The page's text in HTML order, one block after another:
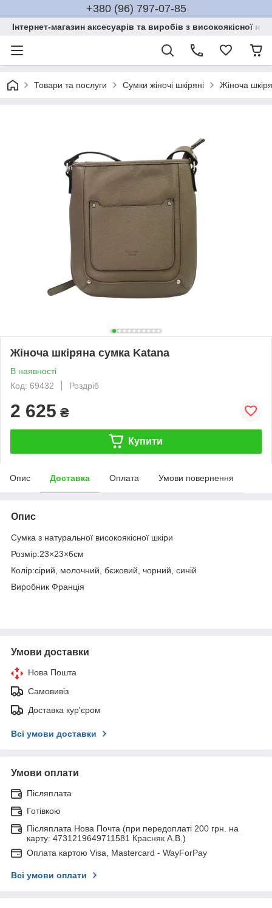
+380 (96) 797-07-85
Інтернет-магазин аксесуарів та виробів з високоякісної
Товари та послуги Сумки жіночі шкіряні Жіноча
Жіноча шкіряна сумка Katana
В наявності
Код: 69432
Роздріб
2 625 ₴
Купити
Опис Доставка Оплата Умови повернення
Опис
Сумка з натуральної високоякісної шкіри
Розмір:23×23×6см
Колір:сірий, молочний, бєжовий, чорний, синій
Виробник Франція
Умови доставки
Нова Пошта
Самовивіз
Доставка кур'єром
Всі умови доставки
Умови оплати
Післяплата
Готівкою
Післяплата Нова Почта (при передоплаті 200 грн. на
карту: 4731219649711581 Красняк А.В.)
Оплата картою Visa, Mastercard - WayForPay
Всі умови оплати